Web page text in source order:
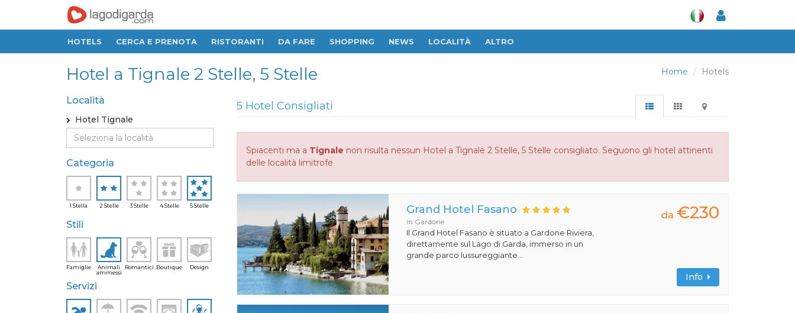
HOTELS CERCA E PRENOTA RISTORANTI DA FARE SHOPPING NEWS LOCALITÀ ALTRO
Home Hotels
Hotel a Tignale 2 Stelle, 5 Stelle
Località
Hotel Tignale
Categoria
1 Stella 2 Stelle 3 Stelle 4 Stelle 5 Stelle
Stili
Famiglie
Animali
ammessi
Romantici Boutique Design
Servizi
5 Hotel Consigliati
Spiacenti ma a Tignale non risulta nessun Hotel a Tignale 2 Stelle, 5 Stelle consigliato. Seguono gli hotel attinenti
delle località limitrofe
Grand Hotel Fasano
in Gardone
Il Grand Hotel Fasano è situato a Gardone Riviera,
direttamente sul Lago di Garda, immerso in un
grande parco lussureggiante...
da €230
Info